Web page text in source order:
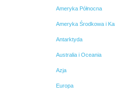
sytuacjach. Setki przebytych
wykonanych zdjęć.
Ameryka Północna
Ameryka Środkowa i
Antarktyda
Australia i Oceania
Azja
Europa